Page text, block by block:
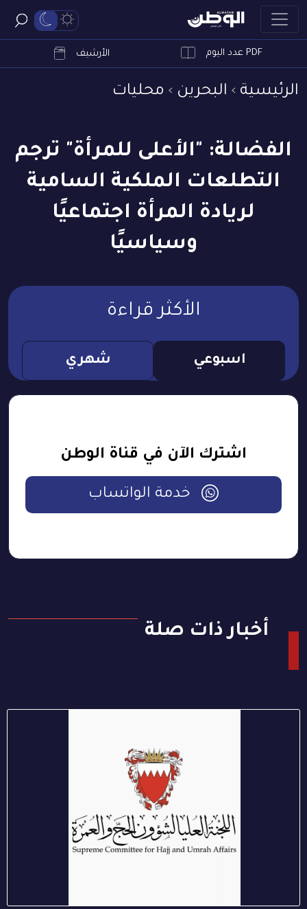
PDF عدد اليوم الأرشيف
الرئيسية البحرين محليات
الفضالة: "الأعلى للمرأة" ترجم
التطلعات الملكية السامية
لريادة المرأة اجتماعيًا
وسياسيًا
الأكثر قراءة
اسبوعي شهري
اشترك الآن في قناة الوطن
خدمة الواتساب
أخبار ذات صلة